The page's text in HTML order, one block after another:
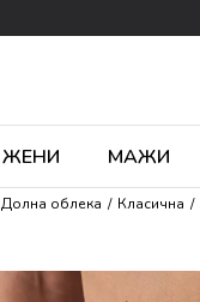
ЖЕНИ МАЖИ
Долна облека Класична